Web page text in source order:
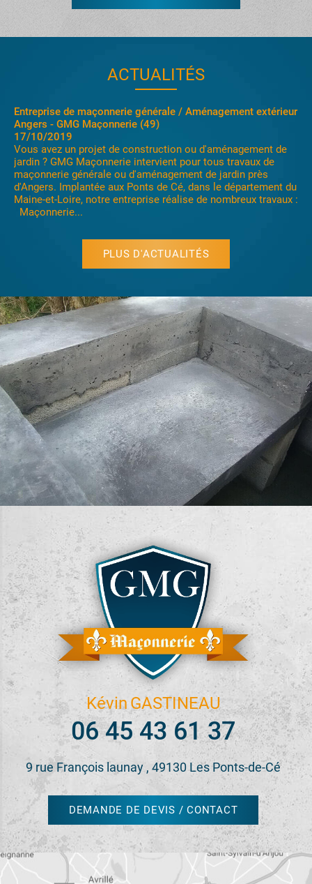
ACTUALITÉS
Construction maison passive Angers - Beaufort- Villevêque
17/10/2019
La société Gastineau Maçonnerie Générale est heureuse de
vous proposer ses services dans la construction de maison
passive, ou extension de maison, construction neuve.
Maçonnerie Gastineau se déplace sur les secteurs d'Angers,
Mazé, Villevêque, Ecouflant, Bouchemaine etc....
principalement dans le département du maine-et-loire...
PLUS D'ACTUALITÉS
Kévin GASTINEAU
06 45 43 61 37
9 rue François launay , 49130 Les Ponts-de-Cé
DEMANDE DE DEVIS / CONTACT